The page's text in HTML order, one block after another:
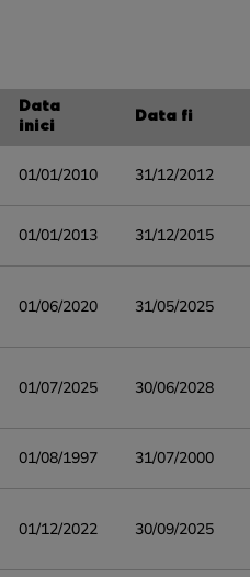
Data
inici
Data fi
01/01/2010 31/12/2012
01/01/2013 31/12/2015
01/06/2020 31/05/2025
01/07/2025 30/06/2028
01/08/1997 31/07/2000
01/12/2022 30/09/2025